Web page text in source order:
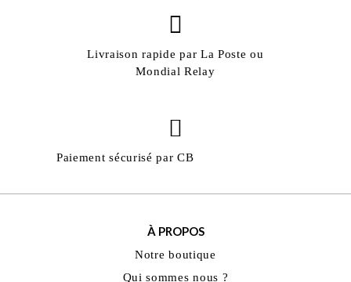
Livraison rapide par La Poste ou
Mondial Relay
Paiement sécurisé par CB
À PROPOS
Notre boutique
Qui sommes nous ?